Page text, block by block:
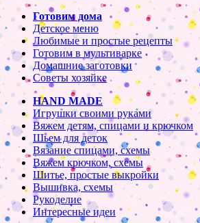
Готовим дома
Детское меню
Любимые и простые рецепты
Готовим в мультиварке
Домашние заготовки
Советы хозяйке
HAND MADE
Игрушки своими руками
Вяжем детям, спицами и крючком
Шьем для деток
Вязание спицами, схемы
Вяжем крючком, схемы
Шитье, простые выкройки
Вышивка, схемы
Рукоделие
Интересные идеи